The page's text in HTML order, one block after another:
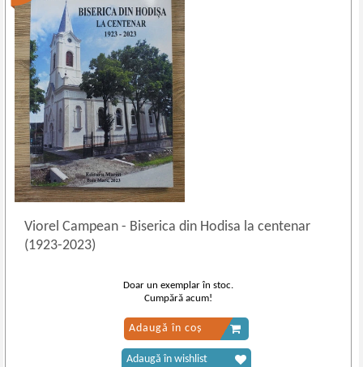
Viorel Campean- Biserica din Hodisa la centenar
(1923-2023)
Doar un exemplar în stoc.
Cumpără acum!
Adaugă în coș
Adaugă în wishlist